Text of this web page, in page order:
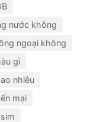
nước không
ngoại không
gì
nhiêu
mại